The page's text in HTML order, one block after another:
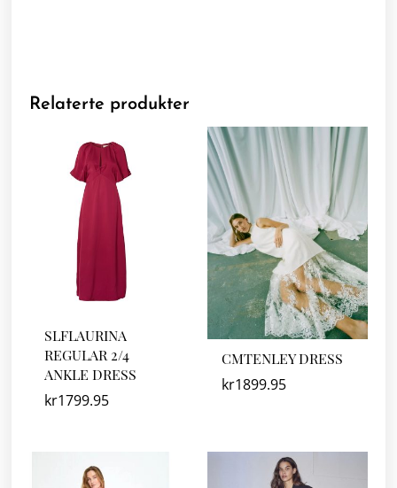
Relaterte produkter
SLFLAURINA
REGULAR 2/4
ANKLE DRESS
kr1799.95
CMTENLEY DRESS
kr1899.95